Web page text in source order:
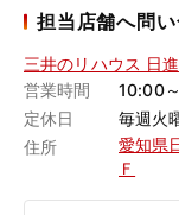
担当店舗へ問
三井のリハウス 日
営業時間
10:00
定休日
毎週火
住所
愛知県
Ｆ